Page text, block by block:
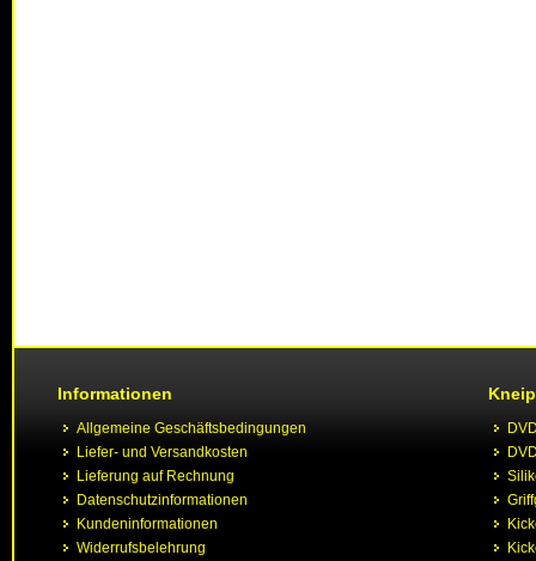
Informationen
Allgemeine Geschäftsbedingungen
Liefer- und Versandkosten
Lieferung auf Rechnung
Datenschutzinformationen
Kundeninformationen
Widerrufsbelehrung